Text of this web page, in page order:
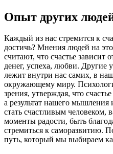
Опыт других
Каждый из нас стремится к
достичь? Мнения людей на
считают, что счастье зависит
денег, успеха, любви. Другие
лежит внутри нас самих, в
окружающему миру.
зрения, утверждая, что
а результат нашего
стать счастливым человеком,
моменты радости, быть
стремиться к саморазвитию.
путь, который мы выбираем